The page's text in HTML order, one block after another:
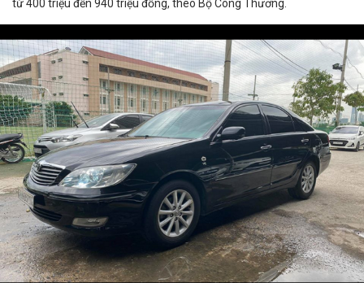
từ 400 triệu đến 940 triệu đồng, theo Bộ Công Thương.